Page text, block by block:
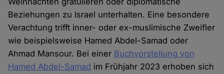
Beziehungen zu Israel unterhalten. Eine besondere
Verachtung trifft inner- oder ex-muslimische Zweifler
wie beispielsweise Hamed Abdel-Samad oder
Ahmad Mansour. Bei einer Buchvorstellung von
Hamed Abdel-Samad im Frühjahr 2023 erhoben sich